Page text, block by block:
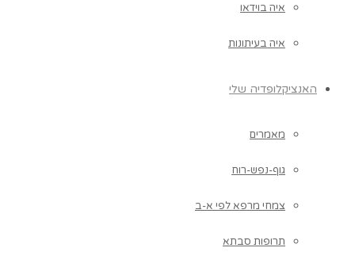
איה בוידאו
איה בעיתונות
האנציקלופדיה שלי
מאמרים
גוף-נפש-רוח
צמחי מרפא לפי א-ב
תרופות סבתא